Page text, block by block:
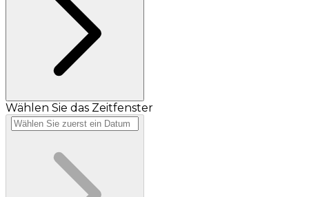
Wählen Sie das Zeitfenster